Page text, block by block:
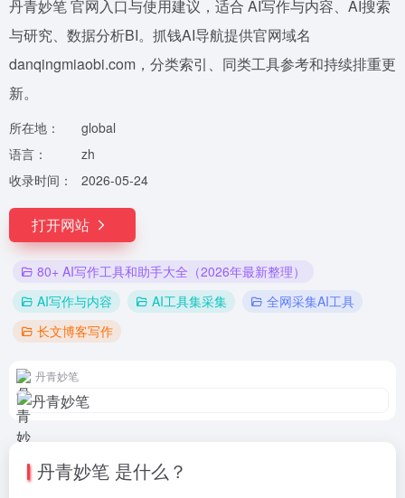
丹青妙笔 官网入口与使用建议，适合 AI写作与内容、AI搜索
与研究、数据分析BI。抓钱AI导航提供官网域名
danqingmiaobi.com，分类索引、同类工具参考和持续排重更
新。
所在地：
global
语言：
zh
收录时间：
2026-05-24
打开网站
80+ AI写作工具和助手大全（2026年最新整理）
AI写作与内容
AI工具集采集
全网采集AI工具
长文博客写作
丹青妙笔
丹青妙笔 是什么？